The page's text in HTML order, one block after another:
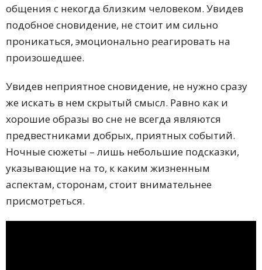
общения с некогда близким человеком. Увидев
подобное сновидение, не стоит им сильно
проникаться, эмоционально реагировать на
произошедшее.
Увидев неприятное сновидение, не нужно сразу
же искать в нем скрытый смысл. Равно как и
хорошие образы во сне не всегда являются
предвестниками добрых, приятных событий.
Ночные сюжеты – лишь небольшие подсказки,
указывающие на то, к каким жизненным
аспектам, сторонам, стоит внимательнее
присмотреться.